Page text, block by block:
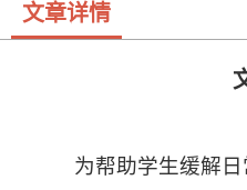
文章详情
为帮助学生缓解